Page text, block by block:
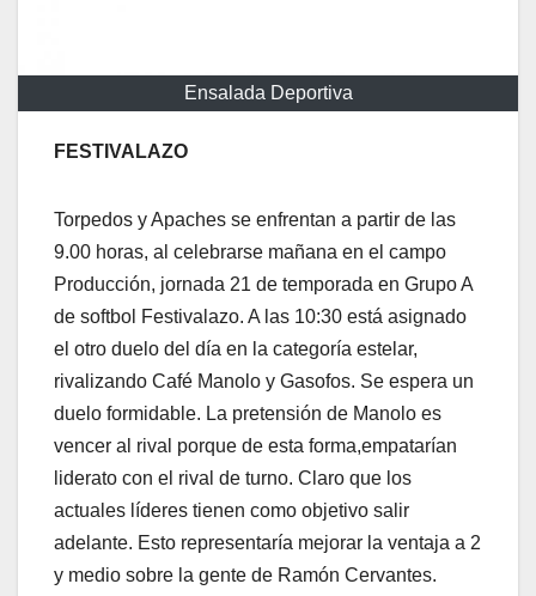
Ensalada Deportiva
FESTIVALAZO
Torpedos y Apaches se enfrentan a partir de las
9.00 horas, al celebrarse mañana en el campo
Producción, jornada 21 de temporada en Grupo A
de softbol Festivalazo. A las 10:30 está asignado
el otro duelo del día en la categoría estelar,
rivalizando Café Manolo y Gasofos. Se espera un
duelo formidable. La pretensión de Manolo es
vencer al rival porque de esta forma,empatarían
liderato con el rival de turno. Claro que los
actuales líderes tienen como objetivo salir
adelante. Esto representaría mejorar la ventaja a 2
y medio sobre la gente de Ramón Cervantes.